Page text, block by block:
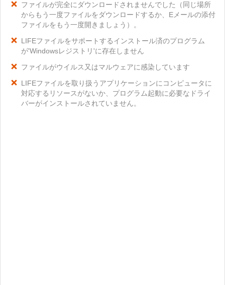
ファイルが完全にダウンロードされませんでした（同じ場所
からもう一度ファイルをダウンロードするか、Eメールの添付
ファイルをもう一度開きましょう）。
LIFEファイルをサポートするインストール済のプログラム
が'Windowsレジストリ'に存在しません
ファイルがウイルス又はマルウェアに感染しています
LIFEファイルを取り扱うアプリケーションにコンピュータに
対応するリソースがないか、プログラム起動に必要なドライ
バーがインストールされていません。